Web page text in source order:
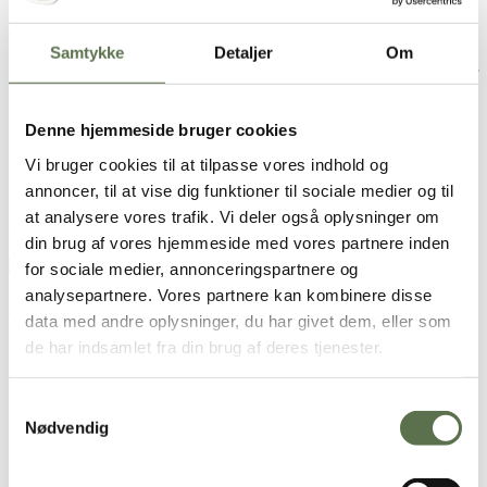
Samtykke Detaljer Om
Denne hjemmeside bruger cookies
Vi bruger cookies til at tilpasse vores indhold og
annoncer, til at vise dig funktioner til sociale medier og til
at analysere vores trafik. Vi deler også oplysninger om
din brug af vores hjemmeside med vores partnere inden
for sociale medier, annonceringspartnere og
analysepartnere. Vores partnere kan kombinere disse
data med andre oplysninger, du har givet dem, eller som
de har indsamlet fra din brug af deres tjenester.
Nødvendig
Hvad er madspild?
i en ret for få dage inden. For de fleste handler det om ting som
Det kan være svært at stop spild af mad, men det er vigtigt at gøre.
Det sætter både et godt eksempel for dine børn, du sparer penge,
ved ikke hele tiden at købe nye varer, og samfundet fungerer bedre,
da der ikke skal overproduceres varer til blot at blive smidt ud igen.
Rødbedebrud
30 min.